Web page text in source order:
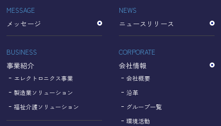
収集されたデータはGoogleのプライバシーポリシーにおい
て管理されます。
なお、当サイトのご利用をもって、上述の方法・目的にお
いてGoogle及び当サイトが行うデータ処理に関し、お客様
【Googleのプライバシーポリシー】
https://policies.google.com/privacy?hl=ja
https://policies.google.com/technologies/partner-sites?
hl=ja
個人情報に関するお問い合わせ窓口
MESSAGE
メッセージ
BUSINESS
事業紹介
エレクトロニクス事業
製造業ソリューション
福祉介護ソリューション
NEWS
ニュースリリース
CORPORATE
会社情報
会社概要
沿革
グループ一覧
環境活動